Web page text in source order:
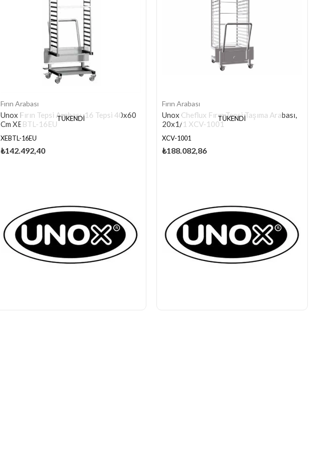
TÜKENDI
Fırın Arabası
Unox Fırın Tepsi Arabası, 16 Tepsi 40x60
Cm XEBTL-16EU
XEBTL-16EU
₺142.492,40
TÜKENDI
Fırın Arabası
Unox Cheflux Fırın Tepsi Taşıma Arabası,
20x1/1 XCV-1001
XCV-1001
₺188.082,86